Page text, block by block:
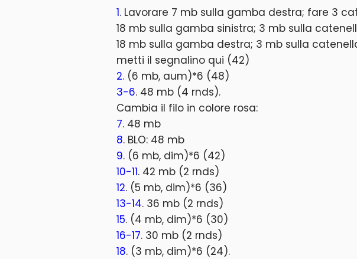
1. Lavorare 7 mb sulla gamba destra; fare 3
18 mb sulla gamba sinistra; 3 mb sulla
18 mb sulla gamba destra; 3 mb sulla
metti il segnalino qui (42)
2. (6 mb, aum)*6 (48)
3-6. 48 mb (4 rnds).
Cambia il filo in colore rosa:
7. 48 mb
8. BLO: 48 mb
9. (6 mb, dim)*6 (42)
10-11. 42 mb (2 rnds)
12. (5 mb, dim)*6 (36)
13-14. 36 mb (2 rnds)
15. (4 mb, dim)*6 (30)
16-17. 30 mb (2 rnds)
18. (3 mb, dim)*6 (24).